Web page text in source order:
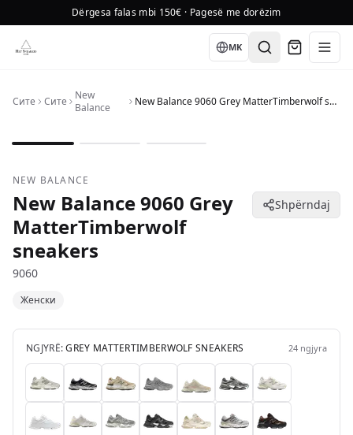
Dërgesa falas mbi 150€ · Pagesë me dorëzim
Language
MK
Сите Сите
New
Balance
New Balance 9060 Grey MatterTimberwolf sneakers
NEW BALANCE
New Balance 9060 Grey
MatterTimberwolf
sneakers
Shpërndaj
9060
Женски
NGJYRË:GREY MATTERTIMBERWOLF SNEAKERS 24 ngjyra